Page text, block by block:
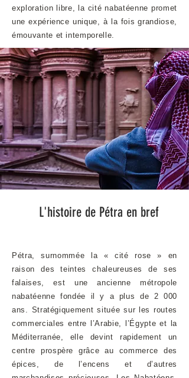
exploration libre, la cité nabatéenne promet
une expérience unique, à la fois grandiose,
émouvante et intemporelle.
L'histoire de Pétra en bref
Pétra, surnommée la « cité rose » en
raison des teintes chaleureuses de ses
falaises, est une ancienne métropole
nabatéenne fondée il y a plus de 2 000
ans. Stratégiquement située sur les routes
commerciales entre l’Arabie, l’Égypte et la
Méditerranée, elle devint rapidement un
centre prospère grâce au commerce des
épices, de l’encens et d’autres